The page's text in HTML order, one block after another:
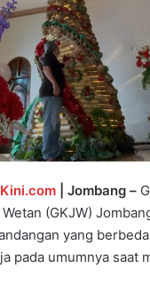
| Jombang –
(GKJW)
yang
pada umumnya saat